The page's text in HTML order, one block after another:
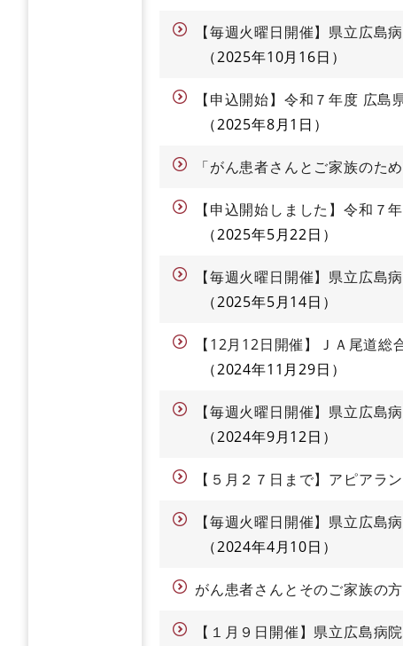
【毎週火曜日開催】県立広
2025年10月16日
【申込開始】令和７年度 広
2025年8月1日
「がん患者さんとご家族のた
【申込開始しました】令和７
2025年5月22日
【毎週火曜日開催】県立広
2025年5月14日
【12月12日開催】ＪＡ尾道
2024年11月29日
【毎週火曜日開催】県立広
2024年9月12日
【５月２７日まで】アピアラ
【毎週火曜日開催】県立広
2024年4月10日
がん患者さんとそのご家族の
【１月９日開催】県立広島